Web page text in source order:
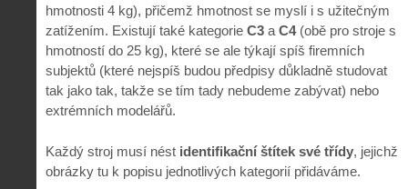
hmotnosti 4 kg), přičemž hmotnost se myslí i s užitečným
zatížením. Existují také kategorie C3 a C4(obě pro stroje s
hmotností do 25 kg), které se ale týkají spíš firemních
subjektů (které nejspíš budou předpisy důkladně studovat
tak jako tak, takže se tím tady nebudeme zabývat) nebo
extrémních modelářů.
Každý stroj musí nést identifikační štítek své třídy, jejichž
obrázky tu k popisu jednotlivých kategorií přidáváme.